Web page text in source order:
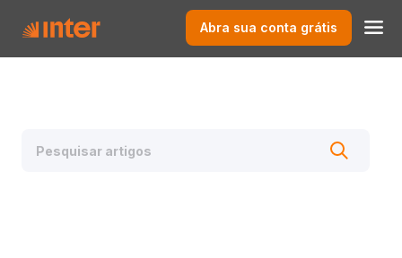
Abra sua conta grátis